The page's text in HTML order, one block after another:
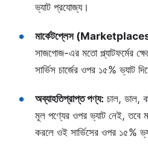
ভ্যাট প্রযোজ্য।
মার্কেটপ্লেস
সাজগোজ-এর মতো প্ল্যাটফর্মের
সার্ভিস চার্জের ওপর ১৫% ভ্যাট
অব্যাহতিপ্রাপ্ত পণ্য: চাল, ডাল,
মূল পণ্যের ওপর ভ্যাট নেই, তবে
করলে ওই সার্ভিসের ওপর ১৫%